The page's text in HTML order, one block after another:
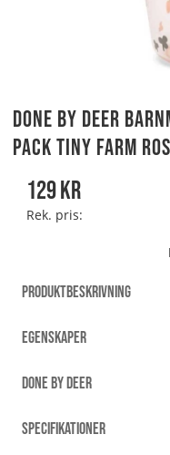
Done By Deer
pack Tiny Farm
129kr
Rek. pris:
PRODUKTBESKRIVNING
EGENSKAPER
DONE BY DEER
SPECIFIKATIONER